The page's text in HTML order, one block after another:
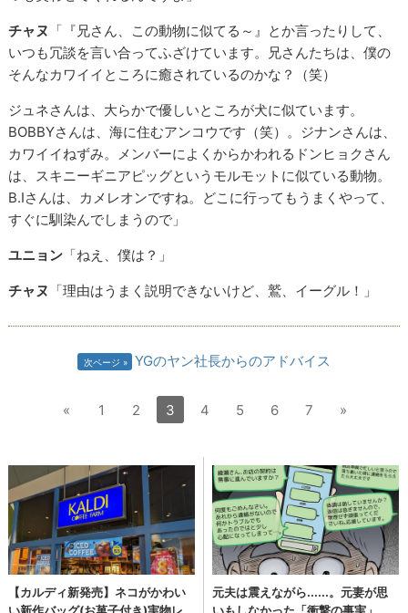
チャヌ 「『兄さん、この動物に似てる～』とか言ったりして、
いつも冗談を言い合ってふざけています。兄さんたちは、僕の
そんなカワイイところに癒されているのかな？（笑）
ジュネさんは、大らかで優しいところが犬に似ています。
BOBBYさんは、海に住むアンコウです（笑）。ジナンさんは、
カワイイねずみ。メンバーによくからかわれるドンヒョクさん
は、スキニーギニアピッグというモルモットに似ている動物。
B.Iさんは、カメレオンですね。どこに行ってもうまくやって、
すぐに馴染んでしまうので」
ユニョン 「ねえ、僕は？」
チャヌ 「理由はうまく説明できないけど、鷲、イーグル！」
次ページ YGのヤン社長からのアドバイス
« 1 2 3 4 5 6 7 »